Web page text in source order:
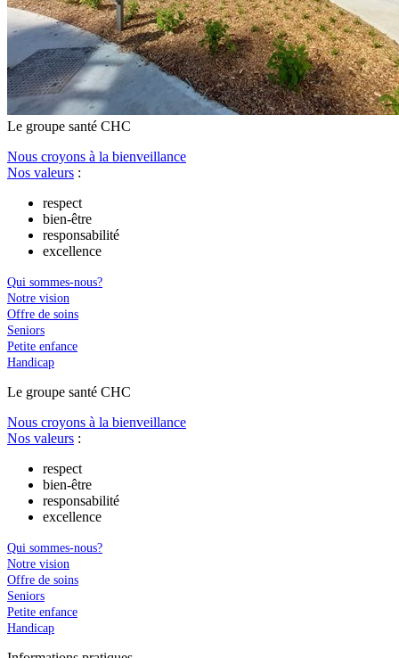
Le groupe santé CHC
Nous croyons à la bienveillance
Nos valeurs :
respect
bien-être
responsabilité
excellence
Qui sommes-nous?
Notre vision
Offre de soins
Seniors
Petite enfance
Handicap
Le groupe santé CHC
Nous croyons à la bienveillance
Nos valeurs :
respect
bien-être
responsabilité
excellence
Qui sommes-nous?
Notre vision
Offre de soins
Seniors
Petite enfance
Handicap